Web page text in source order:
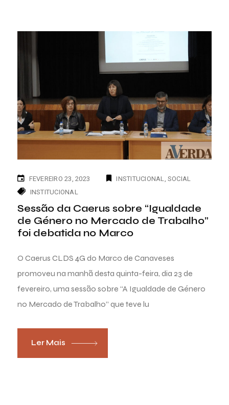
FEVEREIRO 23, 2023 INSTITUCIONAL SOCIAL
INSTITUCIONAL
Sessão da Caerus sobre “Igualdade
de Género no Mercado de Trabalho”
foi debatida no Marco
O Caerus CLDS 4G do Marco de Canaveses
promoveu na manhã desta quinta-feira, dia 23 de
fevereiro, uma sessão sobre “A Igualdade de Género
no Mercado de Trabalho” que teve lu
Ler Mais